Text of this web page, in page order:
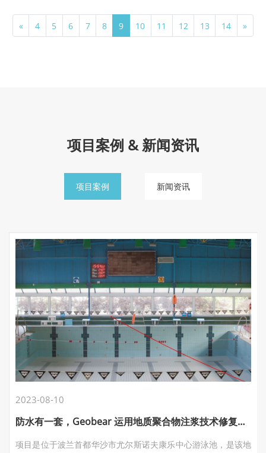
« 4 5 6 7 8 9 10 11 12 13 14 »
项目案例 & 新闻资讯
项目案例 新闻资讯
2023-08-10
防水有一套，Geobear 运用地质聚合物注浆技术修复波兰华沙游泳馆沉降
项目是位于波兰首都华沙市尤尔斯诺夫康乐中心游泳池，是该地